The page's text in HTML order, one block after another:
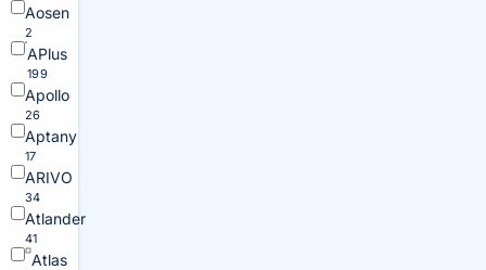
Aosen
2
APlus
199
Apollo
26
Aptany
17
ARIVO
34
Atlander
41
Atlas